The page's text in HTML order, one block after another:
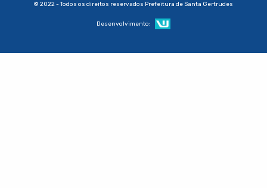
© 2022 - Todos os direitos reservados Prefeitura de Santa Gertrudes
Desenvolvimento: